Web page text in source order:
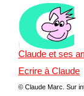
Claude et ses
Ecrire à Claude
© Claude Marc. Sur